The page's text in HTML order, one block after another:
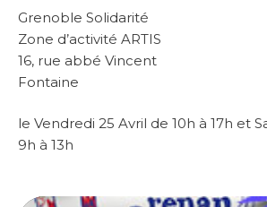
Grenoble Solidarité
Zone d’activité ARTIS
16, rue abbé Vincent
Fontaine
le Vendredi 25 Avril de 10h à 17h et
9h à 13h